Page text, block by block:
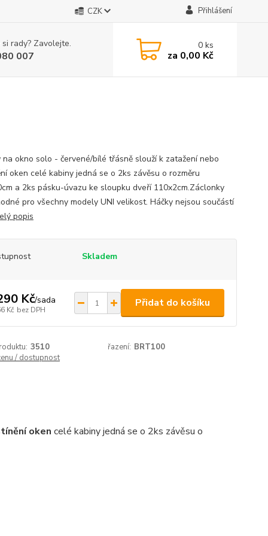
CZK Přihlášení
rady? Zavolejte.
007
0ks
za 0,00 Kč
na okno solo - červené/bílé třásně slouží k zatažení nebo
oken celé kabiny jedná se o 2ks závěsu o rozměru
a 2ks pásku-úvazu ke sloupku dveří 110x2cm.Záclonky
pro všechny modely UNI velikost. Háčky nejsou součástí
popis
Skladem
Kč/sada
Kč bez DPH
Přidat do košíku
3510 řazení: BRT100
/ dostupnost
oken celé kabiny jedná se o 2ks závěsu o